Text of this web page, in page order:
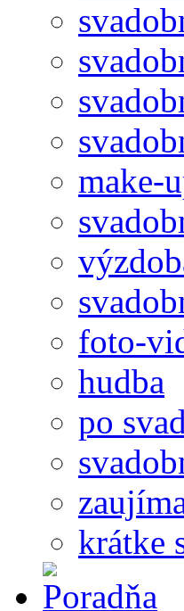
make-
foto-
hudba
po
krátke